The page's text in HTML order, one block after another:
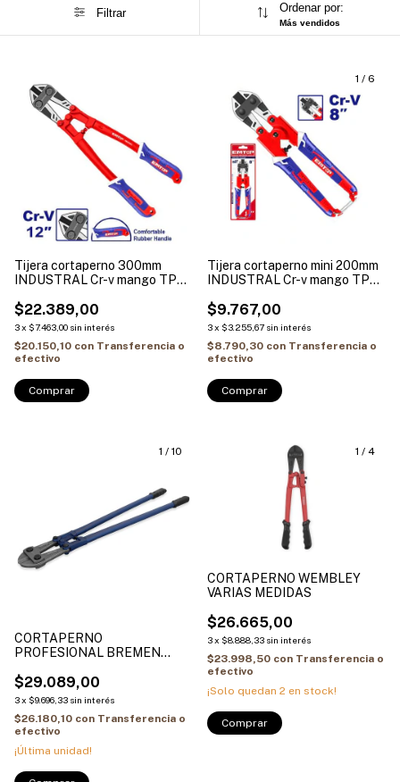
Filtrar Ordenar por:
Más vendidos
Tijera cortaperno 300mm
INDUSTRAL Cr-v mango TPR
$22.389,00
3x $7.463,00 sin interés
$20.150,10 con Transferencia o
efectivo
1 / 6
Tijera cortaperno mini 200mm
INDUSTRAL Cr-v mango TPR
$9.767,00
3x $3.255,67 sin interés
$8.790,30 con Transferencia o
efectivo
1 / 10
CORTAPERNO
PROFESIONAL BREMEN
$29.089,00
3x $9.696,33 sin interés
$26.180,10 con Transferencia o
efectivo
¡Última unidad!
1 / 4
CORTAPERNO WEMBLEY
VARIAS MEDIDAS
$26.665,00
3x $8.888,33 sin interés
$23.998,50 con Transferencia o
efectivo
¡Solo quedan 2 en stock!
Comprar